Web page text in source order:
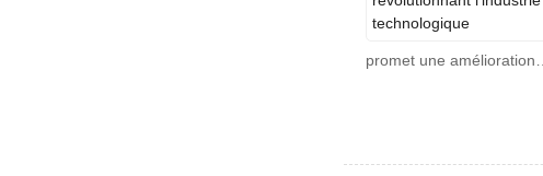
promet une amélioration…